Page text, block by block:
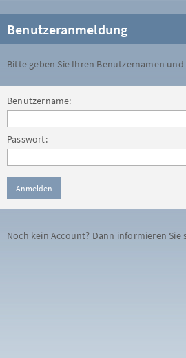
Benutzeranmeldung
Bitte geben Sie Ihren Benutzernamen
Benutzername:
Passwort:
Noch kein Account? Dann informieren Sie